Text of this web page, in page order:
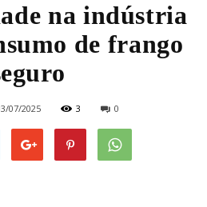
na indústria
de frango
07/2025 3 0